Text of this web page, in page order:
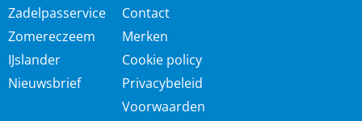
Zadelpasservice
Zomereczeem
IJslander
Nieuwsbrief
Contact
Merken
Cookie policy
Privacybeleid
Voorwaarden